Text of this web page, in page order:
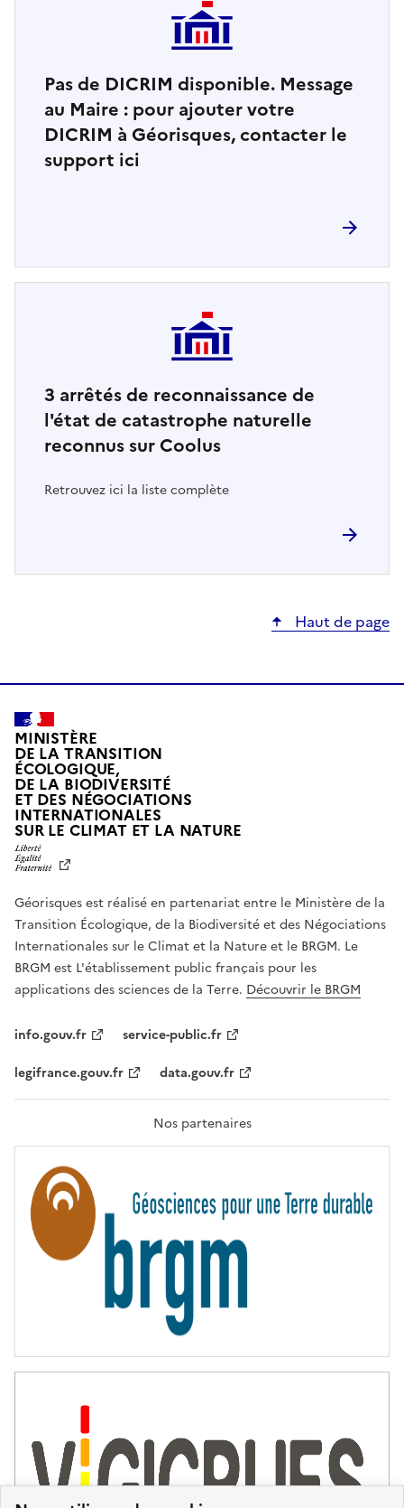
Pas de DICRIM disponible. Message
au Maire : pour ajouter votre
DICRIM à Géorisques, contacter le
support ici
3 arrêtés de reconnaissance de
l'état de catastrophe naturelle
reconnus sur Coolus
Retrouvez ici la liste complète
Haut de page
MINISTÈRE
DE LA TRANSITION
ÉCOLOGIQUE,
DE LA BIODIVERSITÉ
ET DES NÉGOCIATIONS
INTERNATIONALES
SUR LE CLIMAT ET LA NATUREL
T
É
,
É
G
A
L
F
A
T
R
T
É
Géorisques est réalisé en partenariat entre le Ministère de la
Transition Écologique, de la Biodiversité et des Négociations
Internationales sur le Climat et la Nature et le BRGM. Le
BRGM est L'établissement public français pour les
applications des sciences de la Terre. Découvrir le BRGM
info.gouv.fr
service-public.fr
legifrance.gouv.fr
data.gouv.fr
Nos partenaires